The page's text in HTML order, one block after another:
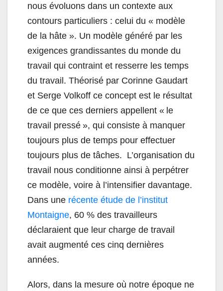
nous évoluons dans un contexte aux
contours particuliers : celui du « modèle
de la hâte ». Un modèle généré par les
exigences grandissantes du monde du
travail qui contraint et resserre les temps
du travail. Théorisé par Corinne Gaudart
et Serge Volkoff ce concept est le résultat
de ce que ces derniers appellent « le
travail pressé », qui consiste à manquer
toujours plus de temps pour effectuer
toujours plus de tâches. L’organisation du
travail nous conditionne ainsi à perpétrer
ce modèle, voire à l’intensifier davantage.
Dans une récente étude de l’institut
Montaigne, 60 % des travailleurs
déclaraient que leur charge de travail
avait augmenté ces cinq dernières
années.
Alors, dans la mesure où notre époque ne